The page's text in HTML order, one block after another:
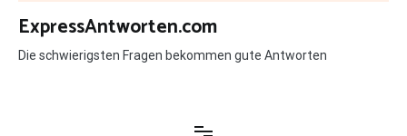
Zum
Inhalt
springen
ExpressAntworten.com
Die schwierigsten Fragen bekommen gute Antworten